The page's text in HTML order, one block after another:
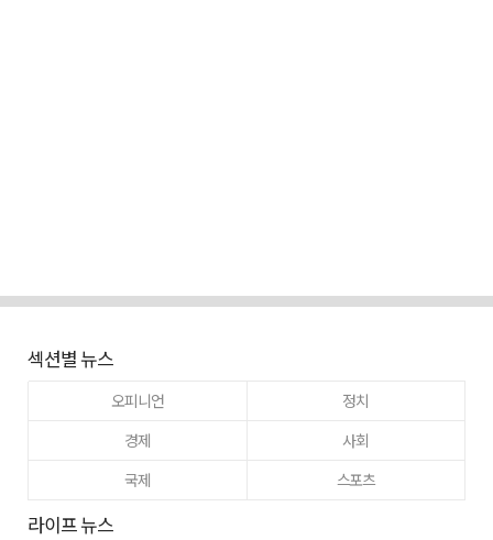
섹션별 뉴스
오피니언
정치
경제
사회
국제
스포츠
라이프 뉴스